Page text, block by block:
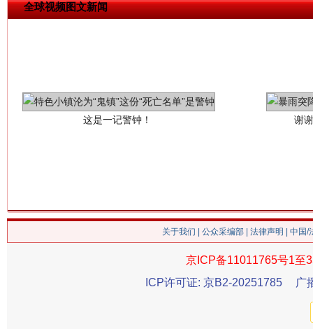
全球视频图文新闻
今
关于我们 公众采编部 法律声明 | 中国
京ICP备11011765号1至
ICP许可证: 京B2-20251785
广